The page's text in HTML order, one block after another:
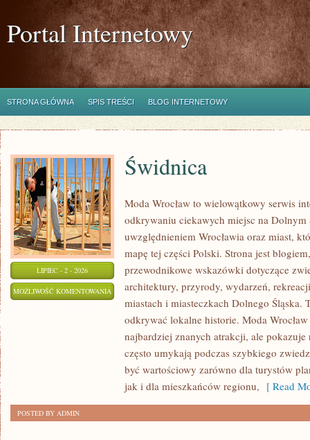
Portal Internetowy
STRONA GŁÓWNA SPIS TREŚCI BLOG INTERNETOWY
LIPIEC - 2 - 2026
MOŻLIWOŚĆ KOMENTOWANIA ŚWIDNICA
Świdnica
Moda Wrocław to wielowątkowy serwis
odkrywaniu ciekawych miejsc na Dolnym
uwzględnieniem Wrocławia oraz miast,
mapę tej części Polski. Strona jest
przewodnikowe wskazówki dotyczące
architektury, przyrody, wydarzeń,
miastach i miasteczkach Dolnego Śląska.
odkrywać lokalne historie. Moda
najbardziej znanych atrakcji, ale
często umykają podczas szybkiego
być wartościowy zarówno dla turystów
jak i dla mieszkańców regionu, [ Read
POSTED BY ADMIN